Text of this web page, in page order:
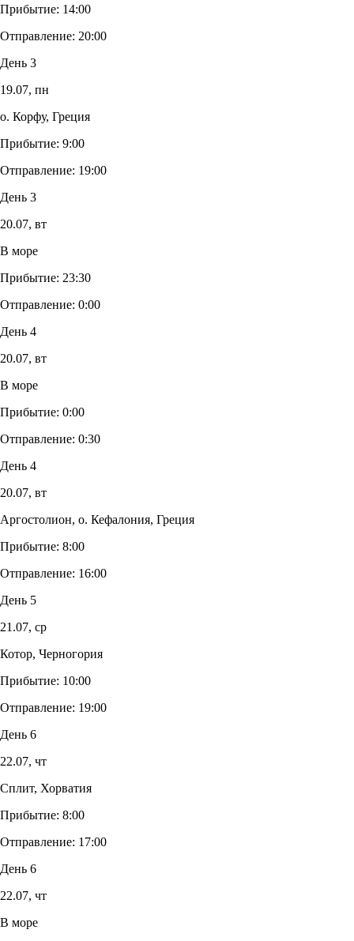
Прибытие: 14:00
Отправление: 20:00
День 3
19.07, пн
о. Корфу, Греция
Прибытие: 9:00
Отправление: 19:00
День 3
20.07, вт
В море
Прибытие: 23:30
Отправление: 0:00
День 4
20.07, вт
В море
Прибытие: 0:00
Отправление: 0:30
День 4
20.07, вт
Аргостолион, о. Кефалония, Греция
Прибытие: 8:00
Отправление: 16:00
День 5
21.07, ср
Котор, Черногория
Прибытие: 10:00
Отправление: 19:00
День 6
22.07, чт
Сплит, Хорватия
Прибытие: 8:00
Отправление: 17:00
День 6
22.07, чт
В море